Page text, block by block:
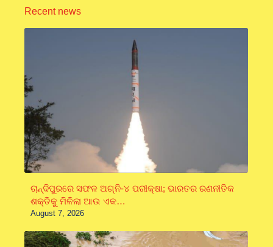
Recent news
ଚାନ୍ଦିପୁରରେ ସଫଳ ଅଗ୍ନି-୪ ପରୀକ୍ଷା; ଭାରତର ରଣନୀତିକ
ଶକ୍ତିକୁ ମିଳିଲା ଆଉ ଏକ…
August 7, 2026